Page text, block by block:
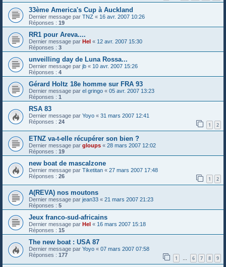
33ème America's Cup à Auckland
Dernier message par TNZ « 16 avr. 2007 10:26
Réponses : 19
RR1 pour Areva....
Dernier message par Hel « 12 avr. 2007 15:30
Réponses : 3
unveilling day de Luna Rossa...
Dernier message par jb « 10 avr. 2007 15:26
Réponses : 4
Gérard Holtz 18e homme sur FRA 93
Dernier message par el gringo « 05 avr. 2007 13:23
Réponses : 1
RSA 83
Dernier message par Yoyo « 31 mars 2007 12:41
Réponses : 24 1 2
ETNZ va-t-elle récupérer son bien ?
Dernier message par gloups « 28 mars 2007 12:02
Réponses : 19
new boat de mascalzone
Dernier message par Tiketitan « 27 mars 2007 17:48
Réponses : 26 1 2
A(REVA) nos moutons
Dernier message par jean33 « 21 mars 2007 21:23
Réponses : 5
Jeux franco-sud-africains
Dernier message par Hel « 16 mars 2007 15:18
Réponses : 15
The new boat : USA 87
Dernier message par Yoyo « 07 mars 2007 07:58
Réponses : 177 1 … 6 7 8 9